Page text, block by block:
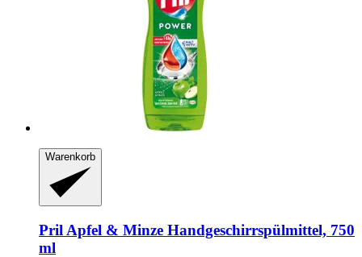
Warenkorb
Pril Apfel & Minze Handgeschirrspülmittel, 750
ml